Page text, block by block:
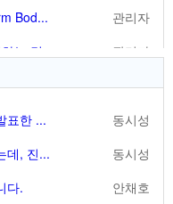
Bod...
관리자
는 것...
관리자
비선형
표한 ...
동시성
데, 진...
동시성
다.
안채호